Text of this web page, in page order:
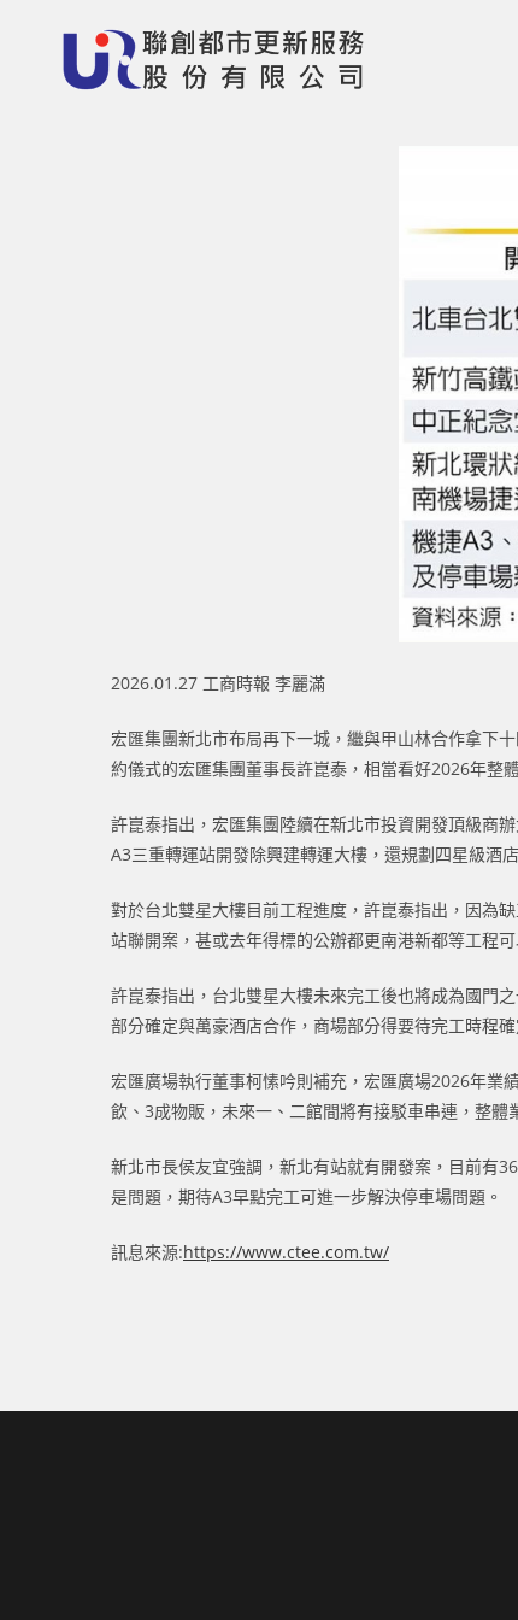
2026.01.27 工商時報 李麗滿
宏匯集團新北市布局再下一城，繼與甲山林合作拿下
約儀式的宏匯集團董事長許崑泰，相當看好2026年整
許崑泰指出，宏匯集團陸續在新北市投資開發頂級商
A3三重轉運站開發除興建轉運大樓，還規劃四星級酒
對於台北雙星大樓目前工程進度，許崑泰指出，因為
站聯開案，甚或去年得標的公辦都更南港新都等工程
許崑泰指出，台北雙星大樓未來完工後也將成為國門
部分確定與萬豪酒店合作，商場部分得要待完工時程
宏匯廣場執行董事柯愫吟則補充，宏匯廣場2026年業
飲、3成物販，未來一、二館間將有接駁車串連，整體
新北市長侯友宜強調，新北有站就有開發案，目前有
是問題，期待A3早點完工可進一步解決停車場問題。
訊息來源:https://www.ctee.com.tw/